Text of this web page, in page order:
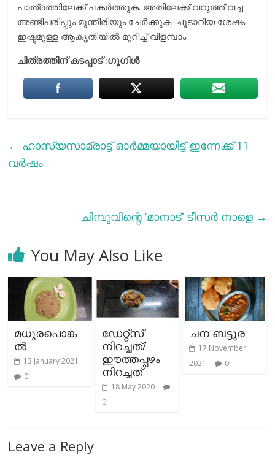
പാത്രത്തിലേക്ക് പകര്‍ത്തുക. അതിലേക്ക് വറുത്ത് വച്ച
അണ്ടിപരിപ്പും മുന്തിരിയും ചേര്‍ക്കുക. ചൂടാറിയ ശേഷം
ഇഷ്ടമുള്ള ആകൃതിയില്‍ മുറിച്ച് വിളമ്പാം.
ചിത്രത്തിന് കടപ്പാട് :ഗൂഗിൾ
← ഹാസ്യസാമ്രാട്ട് ഓർമ്മയായിട്ട് ഇന്നേക്ക് 11
വർഷം
ചിമ്പുവിന്റെ ‘മാനാട്’ ടീസര്‍ നാളെ →
You May Also Like
മധുരപൊങ്ക
ല്‍
13 January 2021
0
ഡേറ്റ്‌സ്
നിറച്ചത്/
ഈത്തപ്പഴം
നിറച്ചത്
18 May 2020
0
ചന ബട്ടൂര
17 November
2021
0
Leave a Reply